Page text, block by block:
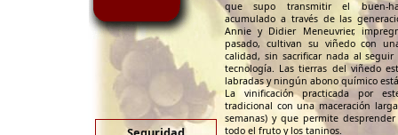
que supo transmitir el buen-
acumulado a través de las
Annie y Didier Meneuvrier,
pasado, cultivan su viñedo con
calidad, sin sacrificar nada al
tecnología. Las tierras del viñedo
labradas y ningún abono químico
La vinificación practicada por
tradicional con una maceración
semanas) y que permite
todo el fruto y los taninos.